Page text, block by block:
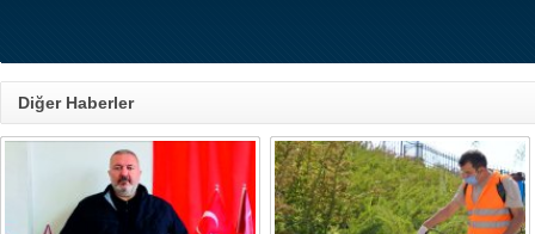
Diğer Haberler